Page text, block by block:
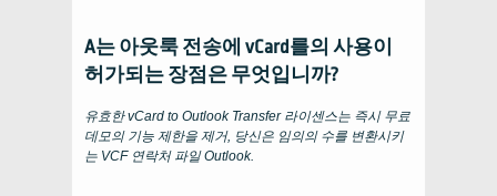
A는 아웃룩 전송에 vCard를의 사용이
허가되는 장점은 무엇입니까?
유효한vCard to Outlook Transfer라이센스는 즉시 무료
데모의 기능 제한을 제거, 당신은 임의의 수를 변환시키
는 VCF연락처 파일Outlook.